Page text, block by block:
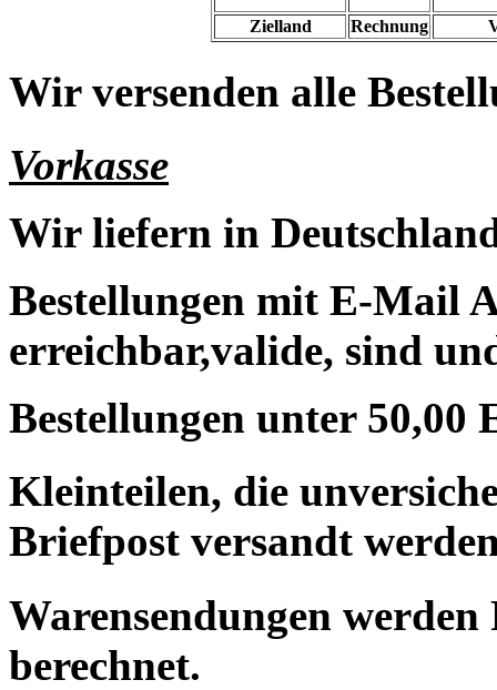
Zielland Rechnung
Wir versenden alle
Vorkasse
Wir liefern in
Bestellungen mit E-Mail
erreichbar,valide, sind
Bestellungen unter 50,00
Kleinteilen, die
Briefpost versandt
Warensendungen
berechnet.